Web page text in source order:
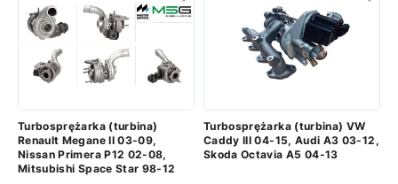
Turbosprężarka (turbina)
Renault Megane II 03-09,
Nissan Primera P12 02-08,
Mitsubishi Space Star 98-12
Turbosprężarka (turbina) VW
Caddy III 04-15, Audi A3 03-12,
Skoda Octavia A5 04-13